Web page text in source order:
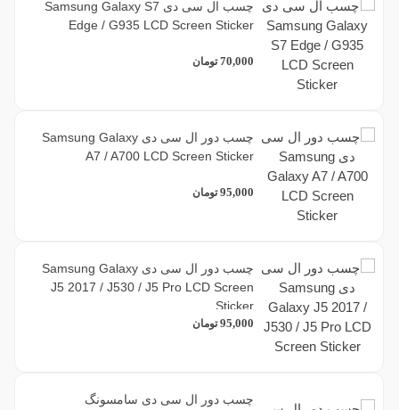
چسب ال سی دی Samsung Galaxy S7
Edge / G935 LCD Screen Sticker
70,000 تومان
چسب دور ال سی دی Samsung Galaxy
A7 / A700 LCD Screen Sticker
95,000 تومان
چسب دور ال سی دی Samsung Galaxy
J5 2017 / J530 / J5 Pro LCD Screen
Sticker
95,000 تومان
چسب دور ال سی دی سامسونگ